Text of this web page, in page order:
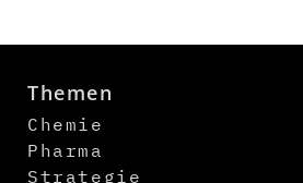
Themen
Chemie
Pharma
Strategie